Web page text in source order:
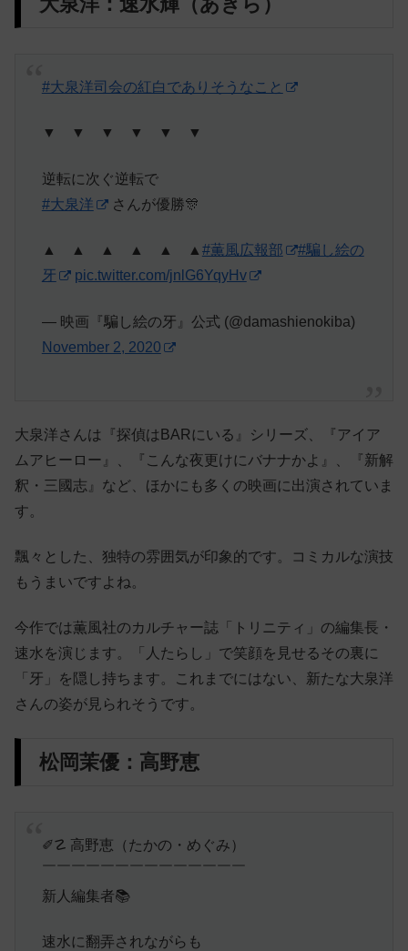
#大泉洋司会の紅白でありそうなこと
▼ ▼ ▼ ▼ ▼ ▼
逆転に次ぐ逆転で
#大泉洋
さんが優勝🎊
▲ ▲ ▲ ▲ ▲ ▲ #薫風広報部
#騙し絵の
牙
pic.twitter.com/jnlG6YqyHv
— 映画『騙し絵の牙』公式 (@damashienokiba)
November 2, 2020
大泉洋さんは『探偵はBARにいる』シリーズ、『アイア
ムアヒーロー』、『こんな夜更けにバナナかよ』、『新解
釈・三國志』など、ほかにも多くの映画に出演されていま
す。
飄々とした、独特の雰囲気が印象的です。コミカルな演技
もうまいですよね。
今作では薫風社のカルチャー誌「トリニティ」の編集長・
速水を演じます。「人たらし」で笑顔を見せるその裏に
「牙」を隠し持ちます。これまでにはない、新たな大泉洋
さんの姿が見られそうです。
松岡茉優：高野恵
✐☡ 高野恵（たかの・めぐみ）
￣￣￣￣￣￣￣￣￣￣￣￣￣￣
新人編集者📚
速水に翻弄されながらも